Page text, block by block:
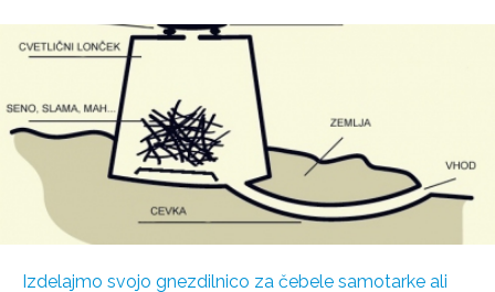
Izdelajmo svojo gnezdilnico za čebele samotarke ali